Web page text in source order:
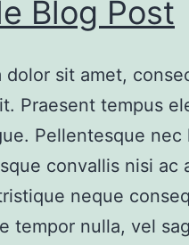
Blog Post
dolor sit amet,
Praesent tempus
Pellentesque nec
convallis nisi ac
neque
tempor nulla, vel